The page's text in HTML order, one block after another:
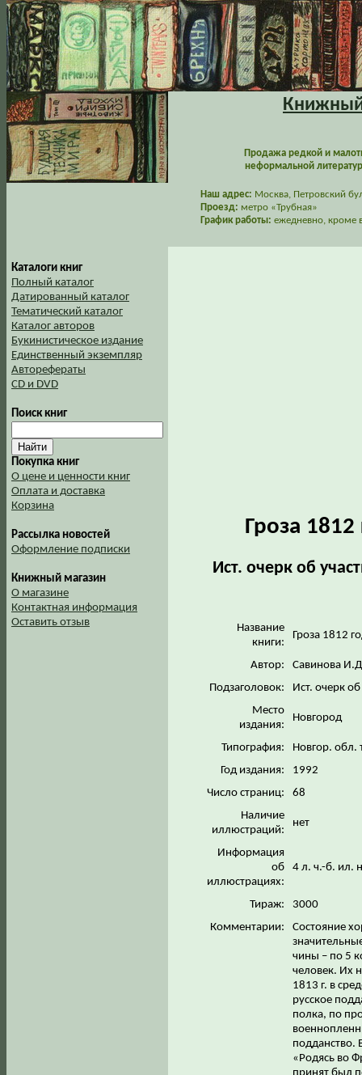
Книжный
Продажа редкой и
неформальной
Наш адрес: Москва, Петровский
Проезд: метро «Трубная»
График работы: ежедневно, кроме
Каталоги книг
Полный каталог
Датированный каталог
Тематический каталог
Каталог авторов
Букинистическое издание
Единственный экземпляр
Авторефераты
CD и DVD
Поиск книг
Покупка книг
О цене и ценности книг
Оплата и доставка
Корзина
Рассылка новостей
Оформление подписки
Книжный магазин
О магазине
Контактная информация
Оставить отзыв
Гроза
Ист. очерк об
Название
книги:
Гроза 1812
Автор:
Савинова
Подзаголовок:
Ист. очерк
Место
издания:
Новгород
Типография:
Новгор. обл.
Год издания:
1992
Число страниц:
68
Наличие
иллюстраций:
нет
Информация
об
иллюстрациях:
4 л. ч.-б. ил.
Тираж:
3000
Комментарии:
Состояние
чины – по 5
человек. Их
1813 г. в
русское
полка, по
подданство.
«Родясь во